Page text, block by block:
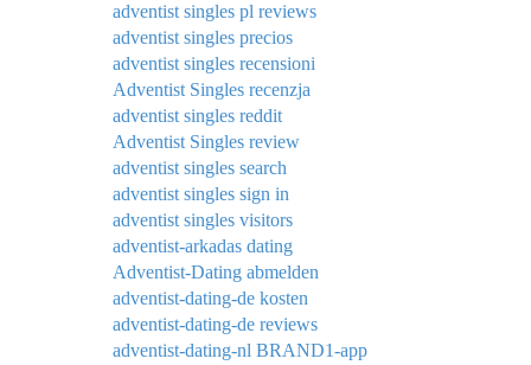
adventist singles pl reviews
adventist singles precios
adventist singles recensioni
Adventist Singles recenzja
adventist singles reddit
Adventist Singles review
adventist singles search
adventist singles sign in
adventist singles visitors
adventist-arkadas dating
Adventist-Dating abmelden
adventist-dating-de kosten
adventist-dating-de reviews
adventist-dating-nl BRAND1-app